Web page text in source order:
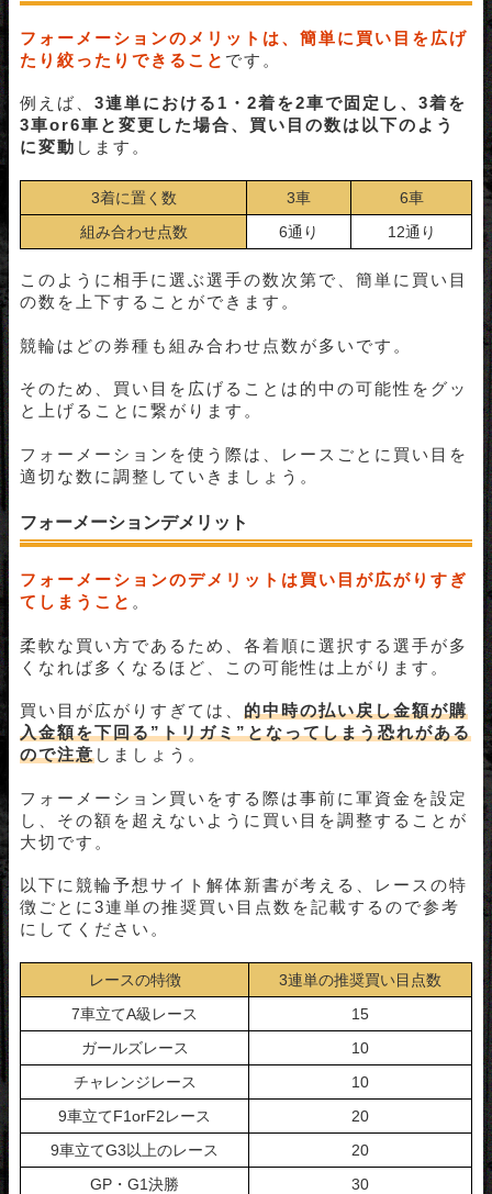
フォーメーションのメリットは、簡単に買い目を広げ
たり絞ったりできること です。
例えば、 3連単における1・2着を2車で固定し、3着を
3車or6車と変更した場合、買い目の数は以下のよう
に変動 します。
3着に置く数 3車
6車
組み合わせ点数
6通り 12通り
このように相手に選ぶ選手の数次第で、簡単に買い目
の数を上下することができます。
競輪はどの券種も組み合わせ点数が多いです。
そのため、買い目を広げることは的中の可能性をグッ
と上げることに繋がります。
フォーメーションを使う際は、レースごとに買い目を
適切な数に調整していきましょう。
フォーメーションデメリット
フォーメーションのデメリットは買い目が広がりすぎ
てしまうこと 。
柔軟な買い方であるため、各着順に選択する選手が多
くなれば多くなるほど、この可能性は上がります。
買い目が広がりすぎては、 的中時の払い戻し金額が購
入金額を下回る”トリガミ”となってしまう恐れがある
ので注意しましょう。
フォーメーション買いをする際は事前に軍資金を設定
し、その額を超えないように買い目を調整することが
大切です。
以下に競輪予想サイト解体新書が考える、レースの特
徴ごとに3連単の推奨買い目点数を記載するので参考
にしてください。
レースの特徴
3連単の推奨買い目点数
7車立てA級レース
15
ガールズレース
10
チャレンジレース
10
9車立てF1orF2レース
20
9車立てG3以上のレース
20
GP・G1決勝
30